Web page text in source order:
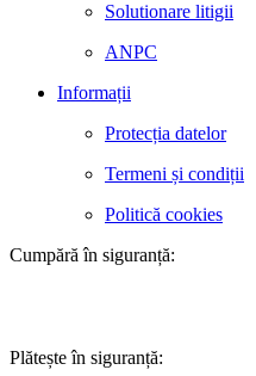
Solutionare litigii
ANPC
Informații
Protecția datelor
Termeni și condiții
Politică cookies
Cumpără în siguranță:
Plătește în siguranță: